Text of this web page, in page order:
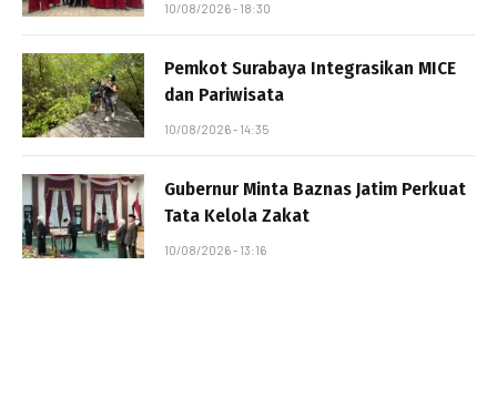
10/08/2026 - 18:30
Pemkot Surabaya Integrasikan MICE
dan Pariwisata
10/08/2026 - 14:35
Gubernur Minta Baznas Jatim Perkuat
Tata Kelola Zakat
10/08/2026 - 13:16